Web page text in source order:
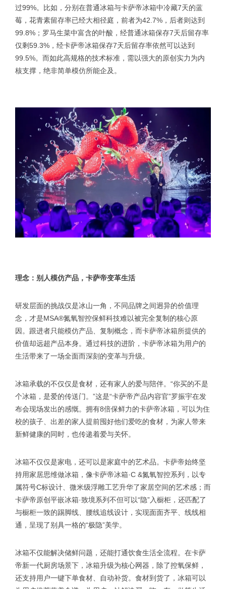
过99%。比如，分别在普通冰箱与卡萨帝冰箱中冷藏7天的蓝
莓，花青素留存率已经大相径庭，前者为42.7%，后者则达到
99.8%；罗马生菜中富含的叶酸，经普通冰箱保存7天后留存率
仅剩59.3%，经卡萨帝冰箱保存7天后留存率依然可以达到
99.5%。而如此高规格的技术标准，需以强大的原创实力为内
核支撑，绝非简单模仿所能企及。
理念：别人模仿产品，卡萨帝变革生活
研发层面的挑战仅是冰山一角，不同品牌之间迥异的价值理
念，才是MSA®氮氧智控保鲜科技难以被完全复制的核心原
因。跟进者只能模仿产品、复制概念，而卡萨帝冰箱所提供的
价值却远超产品本身。通过科技的进阶，卡萨帝冰箱为用户的
生活带来了一场全面而深刻的变革与升级。
冰箱承载的不仅仅是食材，还有家人的爱与陪伴。“你买的不是
个冰箱，是爱的传送门。”这是“卡萨帝产品内容官”罗振宇在发
布会现场发出的感慨。拥有8倍保鲜力的卡萨帝冰箱，可以为住
校的孩子、出差的家人提前囤好他们爱吃的食材，为家人带来
新鲜健康的同时，也传递着爱与关怀。
冰箱不仅仅是家电，还可以是家庭中的艺术品。卡萨帝始终坚
持用家居思维做冰箱，像卡萨帝冰箱·C &氮氧智控系列，以专
属符号C标设计、微米级浮雕工艺升华了家居空间的艺术感；而
卡萨帝原创平嵌冰箱·致境系列不但可以“隐”入橱柜，还匹配了
与橱柜一致的踢脚线、腰线追线设计，实现面面齐平、线线相
通，呈现了别具一格的“极隐”美学。
冰箱不仅能解决储鲜问题，还能打通饮食生活全流程。在卡萨
帝新一代厨房场景下，冰箱升级为核心网器，除了控氧保鲜，
还支持用户一键下单食材、自动补货。食材到货了，冰箱可以